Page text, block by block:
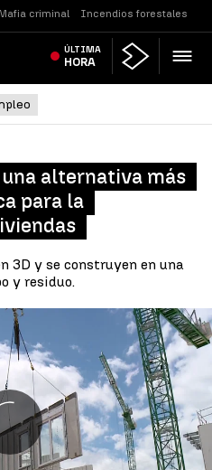
Mafia criminal Incendios forestales
ÚLTIMA
HORA
alternativa más
para la
3D y se construyen en una
y residuo.